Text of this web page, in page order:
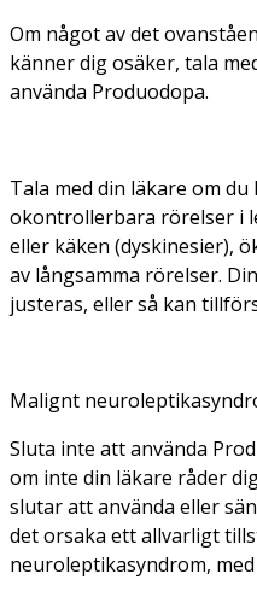
Om något av det
känner dig osäker, tala
använda Produodopa.
Tala med din läkare om
okontrollerbara rörelser i
eller käken (dyskinesier),
av långsamma rörelser.
justeras, eller så kan
Malignt
Sluta inte att använda
om inte din läkare råder
slutar att använda eller
det orsaka ett allvarligt
neuroleptikasyndrom,